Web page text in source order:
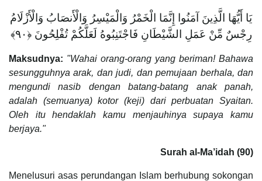
يَا أَيُّهَا الَّذِينَ آمَنُوا إِنَّمَا الْخَمْرُ وَالْمَيْسِرُ وَالْأَنصَابُ وَالْأَزْلَامُ
رِجْسٌ مِّنْ عَمَلِ الشَّيْطَانِ فَاجْتَنِبُوهُ لَعَلَّكُمْ تُفْلِحُونَ ‎﴿٩٠﴾
Maksudnya: "Wahai orang-orang yang beriman! Bahawa
sesungguhnya arak, dan judi, dan pemujaan berhala, dan
mengundi nasib dengan batang-batang anak panah,
adalah (semuanya) kotor (keji) dari perbuatan Syaitan.
Oleh itu hendaklah kamu menjauhinya supaya kamu
berjaya."
Surah al-Ma’idah (90)
Menelusuri asas perundangan Islam berhubung sokongan